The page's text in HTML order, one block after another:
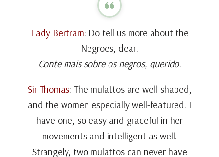
Lady Bertram: Do tell us more about the
Negroes, dear.
Conte mais sobre os negros, querido.
Sir Thomas: The mulattos are well-shaped,
and the women especially well-featured. I
have one, so easy and graceful in her
movements and intelligent as well.
Strangely, two mulattos can never have